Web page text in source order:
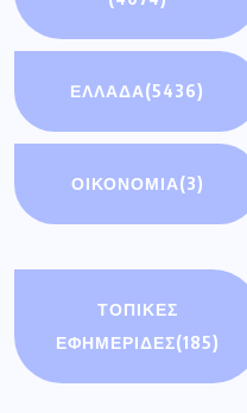
ΕΛΛΑΔΑ(5436)
ΟΙΚΟΝΟΜΊΑ(3)
ΤΟΠΙΚΕΣ
ΕΦΗΜΕΡΙΔΕΣ(185)